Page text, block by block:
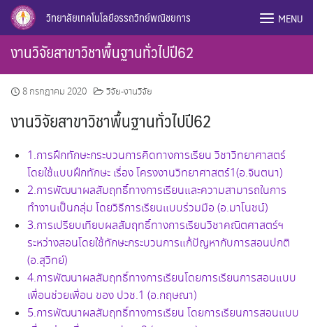
Skip
content
วิทยาลัยเทคโนโลยีอรรถวิทย์พณิชยการ MENU
งานวิจัยสาขาวิชาพื้นฐานทั่วไปปี62
8 กรกฎาคม 2020 วิจัย-งานวิจัย
งานวิจัยสาขาวิชาพื้นฐานทั่วไปปี62
1.การฝึกทักษะกระบวนการคิดทางการเรียน วิชาวิทยาศาสตร์
โดยใช้แบบฝึกทักษะ เรื่อง โครงงานวิทยาศาสตร์1(อ.จินตนา)
2.การพัฒนาผลสัมฤทธิ์ทางการเรียนและความสามารถในการ
ทำงานเป็นกลุ่ม โดยวิธีการเรียนแบบร่วมมือ (อ.มาโนชน์)
3.การเปรียบเทียบผลสัมฤทธิ์ทางการเรียนวิชาคณิตศาสตร์ฯ
ระหว่างสอนโดยใช้ทักษะกระบวนการแก้ปัญหากับการสอนปกติ
(อ.สุวิทย์)
4.การพัฒนาผลสัมฤทธิ์ทางการเรียนโดยการเรียนการสอนแบบ
เพื่อนช่วยเพื่อน ของ ปวช.1 (อ.กฤษณา)
5.การพัฒนาผลสัมฤทธิ์ทางการเรียน โดยการเรียนการสอนแบบ